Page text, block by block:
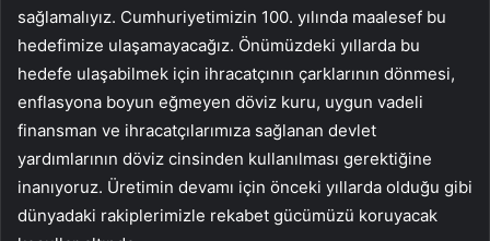
sağlamalıyız. Cumhuriyetimizin 100. yılında maalesef bu
hedefimize ulaşamayacağız. Önümüzdeki yıllarda bu
hedefe ulaşabilmek için ihracatçının çarklarının dönmesi,
enflasyona boyun eğmeyen döviz kuru, uygun vadeli
finansman ve ihracatçılarımıza sağlanan devlet
yardımlarının döviz cinsinden kullanılması gerektiğine
inanıyoruz. Üretimin devamı için önceki yıllarda olduğu gibi
dünyadaki rakiplerimizle rekabet gücümüzü koruyacak